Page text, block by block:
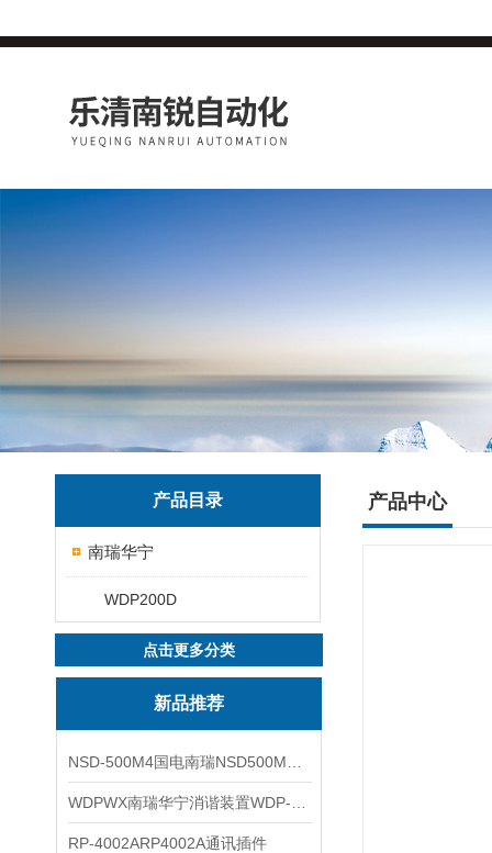
产品目录
南瑞华宁
WDP200D
点击更多分类
新品推荐
RP-4002ARP4002A通讯插件
产品中心